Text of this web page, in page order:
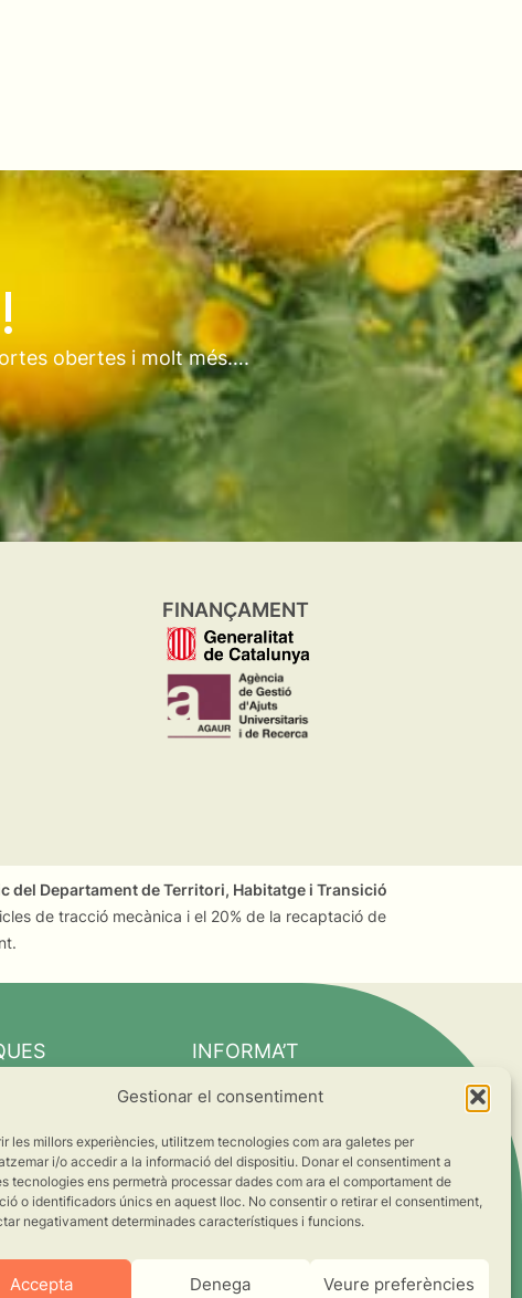
Gestionar el consentiment
les millors experiències, utilitzem tecnologies com ara galetes per
i/o accedir a la informació del dispositiu. Donar el consentiment a
tecnologies ens permetrà processar dades com ara el comportament de
o identificadors únics en aquest lloc. No consentir o retirar el consentiment,
negativament determinades característiques i funcions.
Accepta Denega Veure preferències
obertes i molt més….
FINANÇAMENT
del Departament de Territori, Habitatge i Transició
de tracció mecànica i el 20% de la recaptació de
INFORMA’T